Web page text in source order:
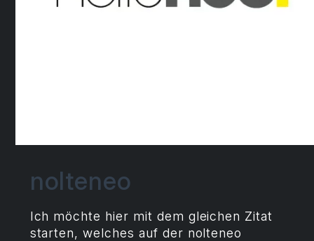
nolteneo
Ich möchte hier mit dem gleichen Zitat
starten, welches auf der nolteneo